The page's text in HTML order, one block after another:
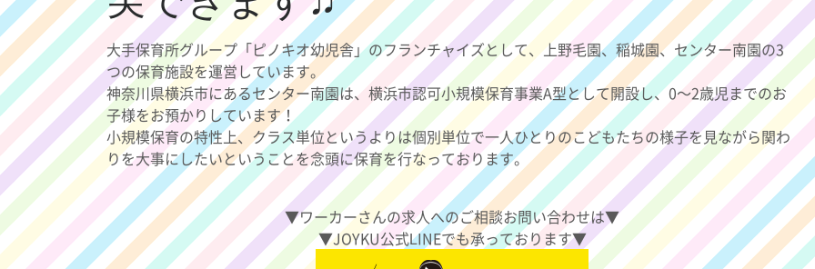
大手保育所グループ「ピノキオ幼児舎」のフランチャイズとして、上野毛園、稲城園、センター南園の3
つの保育施設を運営しています。
神奈川県横浜市にあるセンター南園は、横浜市認可小規模保育事業A型として開設し、0～2歳児までのお
子様をお預かりしています！
小規模保育の特性上、クラス単位というよりは個別単位で一人ひとりのこどもたちの様子を見ながら関わ
りを大事にしたいということを念頭に保育を行なっております。
▼ワーカーさんの求人へのご相談お問い合わせは▼
▼JOYKU公式LINEでも承っております▼